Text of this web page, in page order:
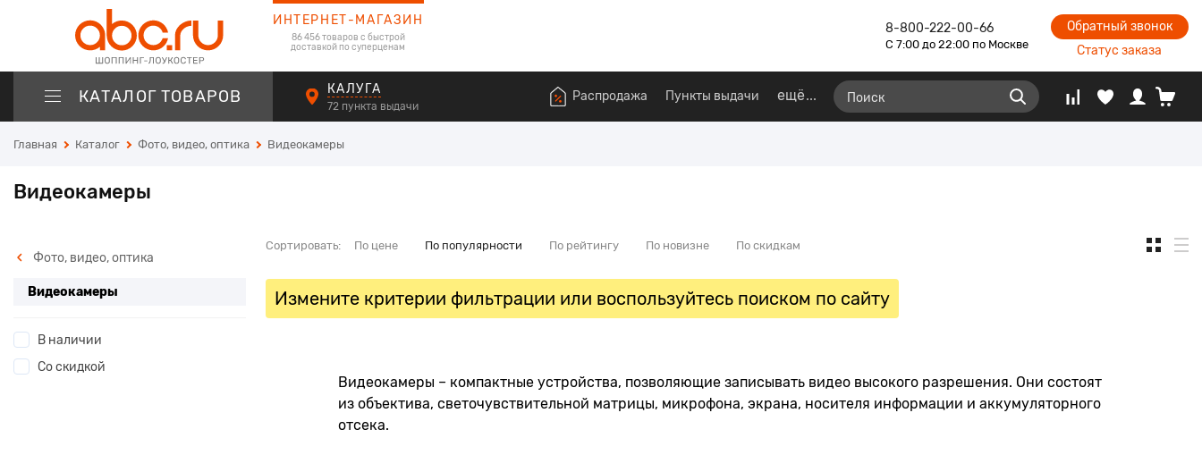
ИНТЕРНЕТ-МАГАЗИН
86 456 товаров с быстрой
доставкой по суперценам
8-800-222-00-66
С 7:00 до 22:00 по Москве
Обратный звонок
Статус заказа
КАТАЛОГ ТОВАРОВ КАЛУГА
72 пункта выдачи
Распродажа Пункты выдачи ещё
Главная Каталог Фото, видео, оптика Видеокамеры
Видеокамеры
Фото, видео, оптика
Видеокамеры
В наличии
Со скидкой
Сортировать: По цене По популярности По рейтингу По новизне По скидкам
Измените критерии фильтрации или воспользуйтесь поиском по сайту
Видеокамеры – компактные устройства, позволяющие записывать видео высокого разрешения. Они состоят
из объектива, светочувствительной матрицы, микрофона, экрана, носителя информации и аккумуляторного
отсека.